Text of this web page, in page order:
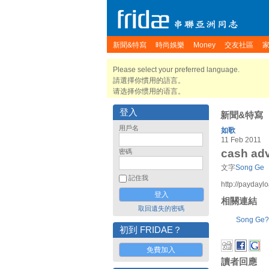
新聞&特寫 時尚娛樂 Money 交友社區
Please select your preferred language.
請選擇你慣用的語言。
请选择你惯用的语言。
登入
用戶名
密碼
記住我
取回遺失的密碼
初到 FRIDAE？
免費加入
新聞&特寫
如歌
11 Feb 2011
cash
文字Song Ge
http://
相關連結
Song
讀者回應